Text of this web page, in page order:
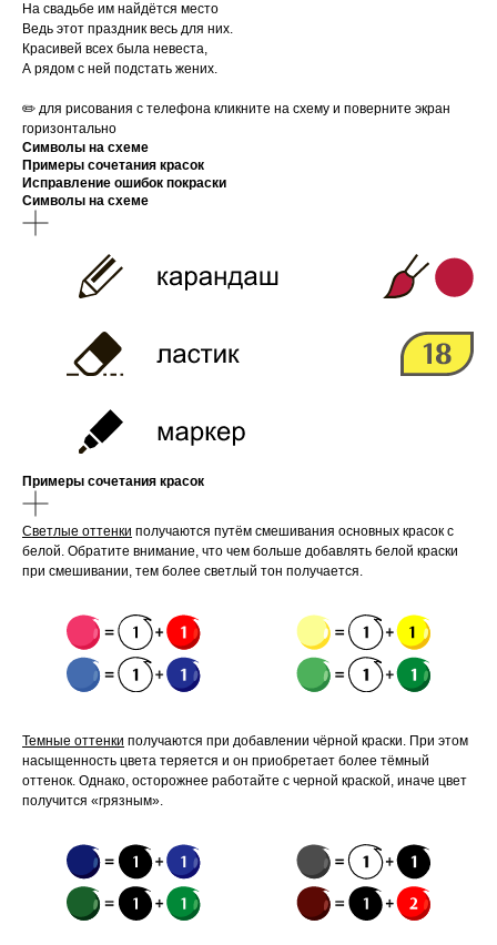
На свадьбе им найдётся место
Ведь этот праздник весь для них.
Красивей всех была невеста,
А рядом с ней подстать жених.
✏️ для рисования с телефона кликните на схему и поверните экран
горизонтально
Символы на схеме
Примеры сочетания красок
Исправление ошибок покраски
Символы на схеме
Примеры сочетания красок
Светлые оттенки получаются путём смешивания основных красок с
белой. Обратите внимание, что чем больше добавлять белой краски
при смешивании, тем более светлый тон получается.
Темные оттенки получаются при добавлении чёрной краски. При этом
насыщенность цвета теряется и он приобретает более тёмный
оттенок. Однако, осторожнее работайте с черной краской, иначе цвет
получится «грязным».